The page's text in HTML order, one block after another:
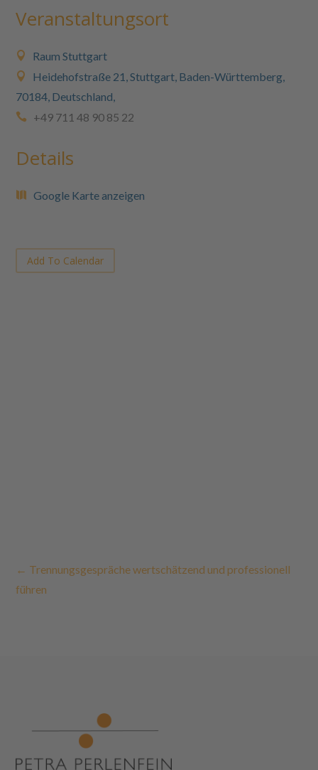
Veranstaltungsort
Raum Stuttgart
Heidehofstraße 21, Stuttgart, Baden-Württemberg,
70184, Deutschland,
+49 711 48 90 85 22
Details
Google Karte anzeigen
Add To Calendar
← Trennungsgespräche wertschätzend und professionell
führen